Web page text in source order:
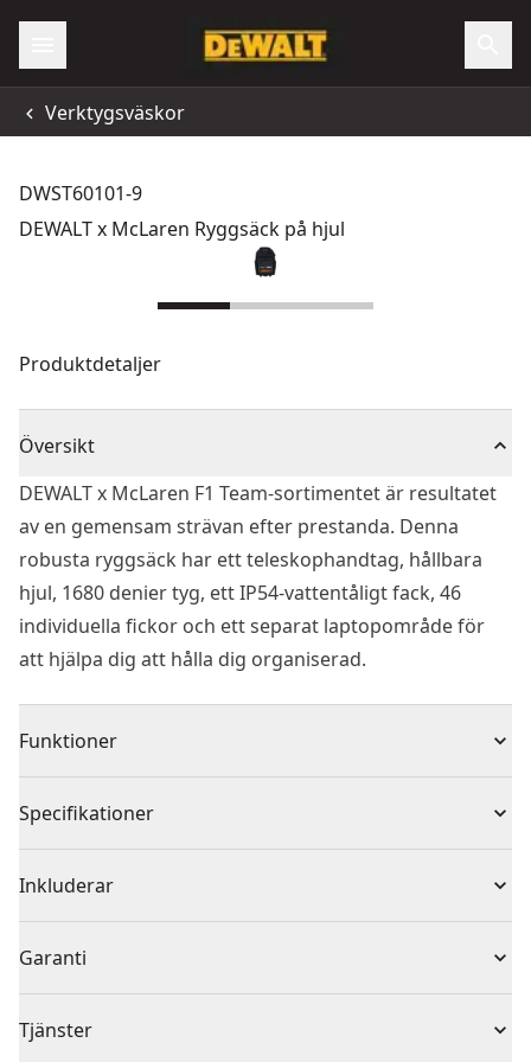
Verktygsväskor
DWST60101-9
DEWALT x McLaren Ryggsäck på hjul
Produktdetaljer
Översikt
DEWALT x McLaren F1 Team-sortimentet är resultatet
av en gemensam strävan efter prestanda. Denna
robusta ryggsäck har ett teleskophandtag, hållbara
hjul, 1680 denier tyg, ett IP54-vattentåligt fack, 46
individuella fickor och ett separat laptopområde för
att hjälpa dig att hålla dig organiserad.
Funktioner
IP54-vattentåligt fack och en vattentät bas
Ytterligare Förvaring - Hitta nödvändigheter snabbt
med en dedikerad tejpklämma, metallkarbinhake och
daisy chain.
Maximal Lastkapacitet: 25 kg
Maximal Volym: 28.7 liter
Specifikationer
Produkttyp Ryggsäckar
Antal bitar 1
Färg Black
Inkluderar
Garanti
Tjänster